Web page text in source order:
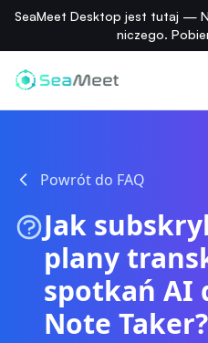
SeaMeet Desktop jest tutaj —
niczego.
Powrót do FAQ
Jak
plany
spotkań AI
Note Taker?